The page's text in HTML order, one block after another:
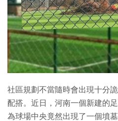
社區規劃不當隨時會出現十分
配搭。近日，河南一個新建的
為球場中央竟然出現了一個墳墓